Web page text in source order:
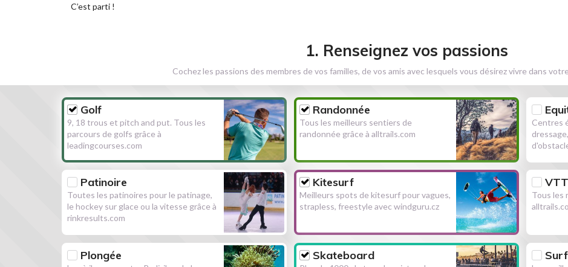
C’est parti !
1. Renseignez vos passions
Cochez les passions des membres de vos familles, de vos amis avec lesquels vous désirez vivre dans
Golf
9, 18 trous et pitch and put. Tous les
parcours de golfs grâce à
leadingcourses.com
Randonnée
Tous les meilleurs sentiers de
randonnée grâce à alltrails.com
Centres
Patinoire
Toutes les patinoires pour le patinage,
le hockey sur glace ou la vitesse grâce à
rinkresults.com
Kitesurf
Meilleurs spots de kitesurf pour vagues,
strapless, freestyle avec windguru.cz
VTT
Tous les
Plongée Skateboard Surf